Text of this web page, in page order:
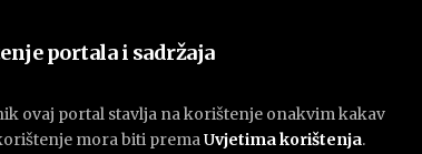
portala i sadržaja
ovaj portal stavlja na korištenje onakvim kakav
mora biti premaUvjetima korištenja.